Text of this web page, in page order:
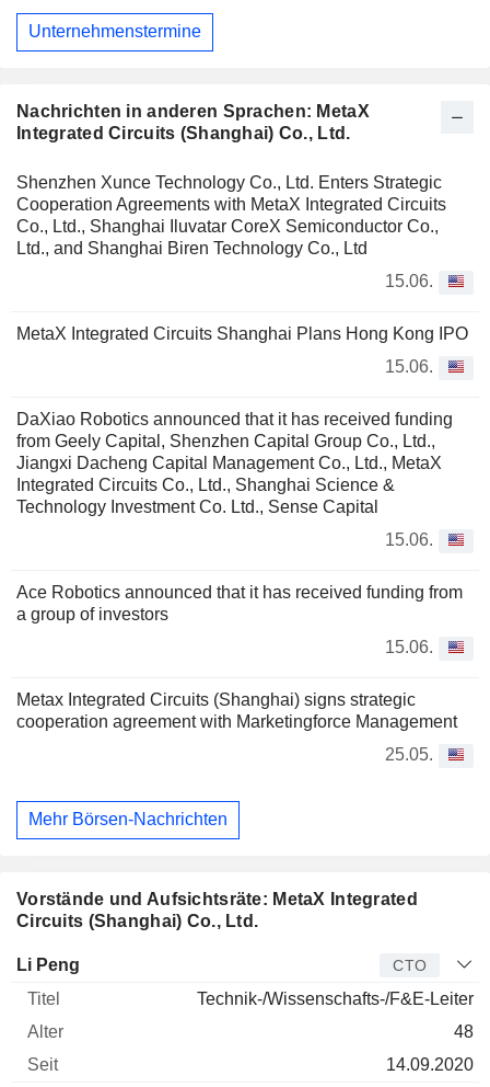
Nachrichten in anderen Sprachen: MetaX
Integrated Circuits (Shanghai) Co., Ltd.
Shenzhen Xunce Technology Co., Ltd. Enters Strategic
Cooperation Agreements with MetaX Integrated Circuits
Co., Ltd., Shanghai Iluvatar CoreX Semiconductor Co.,
Ltd., and Shanghai Biren Technology Co., Ltd
15.06.
MetaX Integrated Circuits Shanghai Plans Hong Kong IPO
15.06.
DaXiao Robotics announced that it has received funding
from Geely Capital, Shenzhen Capital Group Co., Ltd.,
Jiangxi Dacheng Capital Management Co., Ltd., MetaX
Integrated Circuits Co., Ltd., Shanghai Science &
Technology Investment Co. Ltd., Sense Capital
15.06.
Ace Robotics announced that it has received funding from
a group of investors
15.06.
Metax Integrated Circuits (Shanghai) signs strategic
cooperation agreement with Marketingforce Management
25.05.
Mehr Börsen-Nachrichten
Vorstände und Aufsichtsräte: MetaX Integrated
Circuits (Shanghai) Co., Ltd.
Manager
Li Peng CTO
Technik-/Wissenschafts-/F&E-Leiter
48
14.09.2020
Unternehmenstermine